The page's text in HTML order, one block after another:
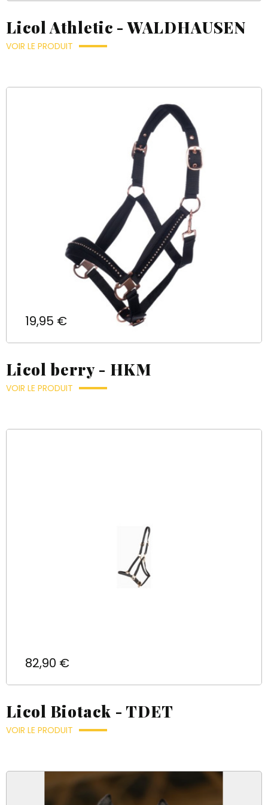
Licol Athletic - WALDHAUSEN
VOIR LE PRODUIT
Prix
19,95 €
Licol berry - HKM
VOIR LE PRODUIT
Prix
82,90 €
Licol Biotack - TDET
VOIR LE PRODUIT